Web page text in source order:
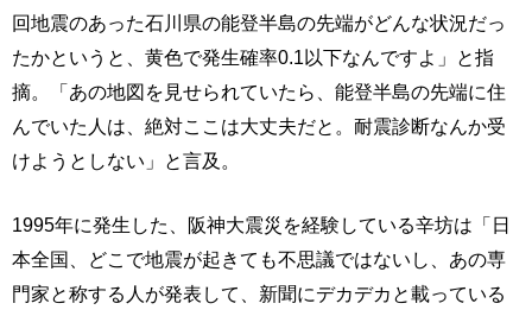
回地震のあった石川県の能登半島の先端がどんな状況だっ
たかというと、黄色で発生確率0.1以下なんですよ」と指
摘。「あの地図を見せられていたら、能登半島の先端に住
んでいた人は、絶対ここは大丈夫だと。耐震診断なんか受
けようとしない」と言及。
1995年に発生した、阪神大震災を経験している辛坊は「日
本全国、どこで地震が起きても不思議ではないし、あの専
門家と称する人が発表して、新聞にデカデカと載っている